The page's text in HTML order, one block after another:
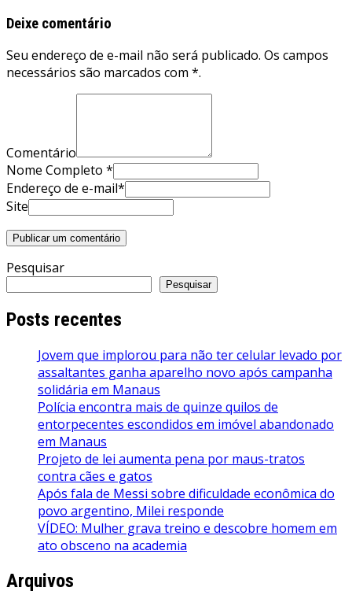
Deixe comentário
Seu endereço de e-mail não será publicado. Os campos
necessários são marcados com *.
Comentário
Nome Completo *
Endereço de e-mail*
Site
Pesquisar
Pesquisar
Posts recentes
Jovem que implorou para não ter celular levado por
assaltantes ganha aparelho novo após campanha
solidária em Manaus
Polícia encontra mais de quinze quilos de
entorpecentes escondidos em imóvel abandonado
em Manaus
Projeto de lei aumenta pena por maus-tratos
contra cães e gatos
Após fala de Messi sobre dificuldade econômica do
povo argentino, Milei responde
VÍDEO: Mulher grava treino e descobre homem em
ato obsceno na academia
Arquivos